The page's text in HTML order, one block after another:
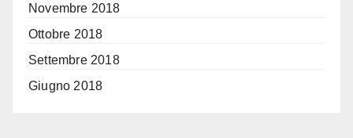
Novembre 2018
Ottobre 2018
Settembre 2018
Giugno 2018